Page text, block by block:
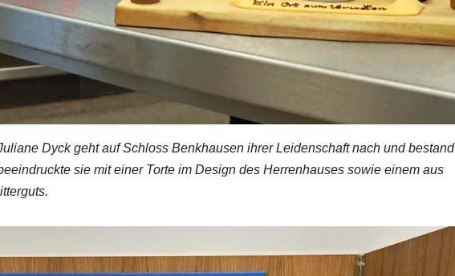
Dyck geht auf Schloss Benkhausen ihrer Leidenschaft nach und bestand
sie mit einer Torte im Design des Herrenhauses sowie einem aus